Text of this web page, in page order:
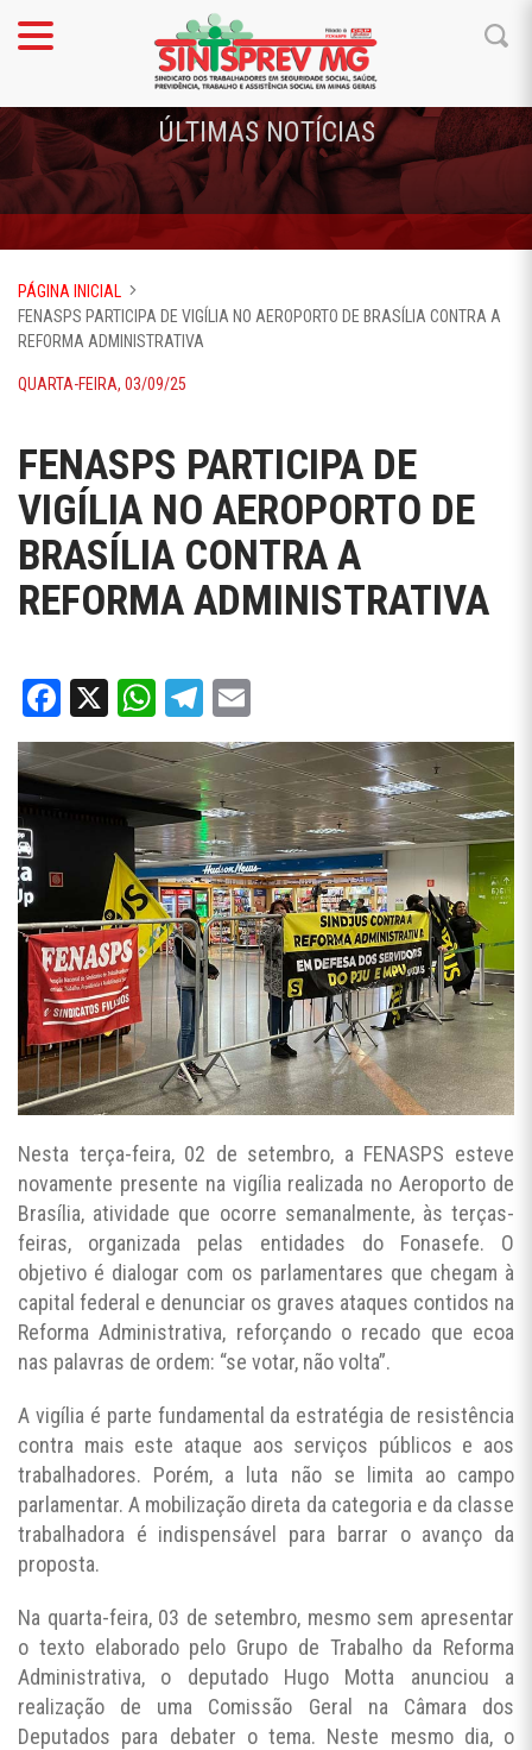
ÚLTIMAS NOTÍCIAS
PÁGINA INICIAL
FENASPS PARTICIPA DE VIGÍLIA NO AEROPORTO DE BRASÍLIA CONTRA A
REFORMA ADMINISTRATIVA
QUARTA-FEIRA, 03/09/25
FENASPS PARTICIPA DE
VIGÍLIA NO AEROPORTO DE
BRASÍLIA CONTRA A
REFORMA ADMINISTRATIVA
Facebook
X WhatsApp
Telegram
Nesta terça-feira, 02 de setembro, a FENASPS esteve
novamente presente na vigília realizada no Aeroporto de
Brasília, atividade que ocorre semanalmente, às terças-
feiras, organizada pelas entidades do Fonasefe. O
objetivo é dialogar com os parlamentares que chegam à
capital federal e denunciar os graves ataques contidos na
Reforma Administrativa, reforçando o recado que ecoa
nas palavras de ordem: “se votar, não volta”.
A vigília é parte fundamental da estratégia de resistência
contra mais este ataque aos serviços públicos e aos
trabalhadores. Porém, a luta não se limita ao campo
parlamentar. A mobilização direta da categoria e da classe
trabalhadora é indispensável para barrar o avanço da
proposta.
Na quarta-feira, 03 de setembro, mesmo sem apresentar
o texto elaborado pelo Grupo de Trabalho da Reforma
Administrativa, o deputado Hugo Motta anunciou a
realização de uma Comissão Geral na Câmara dos
Deputados para debater o tema. Neste mesmo dia, o